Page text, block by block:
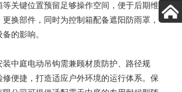
等关键位置预留足够操作空间，便于后期维
换部件，同时为控制箱配备遮阳防雨罩，
的影响。
装中庭电动吊钩需兼顾材质防护、路径规
便捷，打造适应户外环境的运行体系。保